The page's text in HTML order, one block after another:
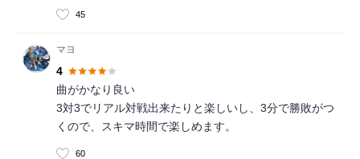
45
マヨ
4
曲がかなり良い
3対3でリアル対戦出来たりと楽しいし、3分で勝敗がつ
くので、スキマ時間で楽しめます。
60